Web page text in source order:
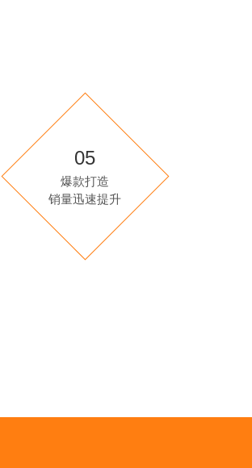
05
爆款打造
销量迅速提升